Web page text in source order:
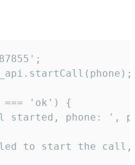
=== 'ok') {
started, phone: ',
to start the